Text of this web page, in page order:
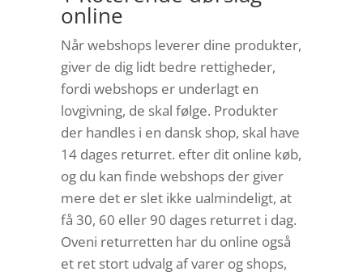
online
Når webshops leverer dine produkter,
giver de dig lidt bedre rettigheder,
fordi webshops er underlagt en
lovgivning, de skal følge. Produkter
der handles i en dansk shop, skal have
14 dages returret. efter dit online køb,
og du kan finde webshops der giver
mere det er slet ikke ualmindeligt, at
få 30, 60 eller 90 dages returret i dag.
Oveni returretten har du online også
et ret stort udvalg af varer og shops,